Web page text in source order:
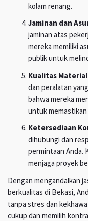
kolam renang.
Jaminan dan
jaminan atas
mereka memiliki
publik untuk
Kualitas
dan peralatan
bahwa mereka
untuk
Ketersediaan
dihubungi dan
permintaan Anda.
menjaga proyek
Dengan mengandalkan
berkualitas di Bekasi,
tanpa stres dan
cukup dan memilih